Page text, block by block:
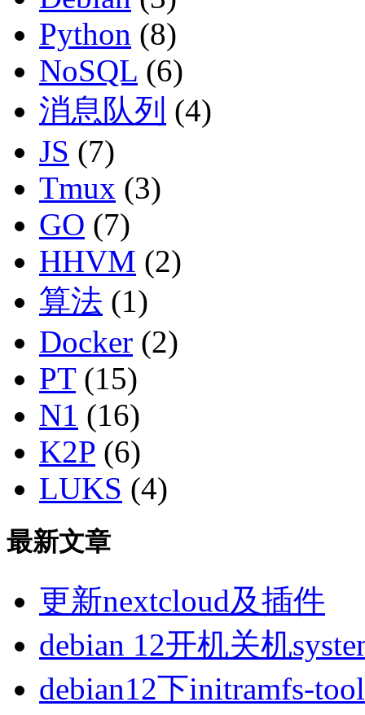
Python (8)
NoSQL (6)
消息队列 (4)
JS (7)
Tmux (3)
GO (7)
HHVM (2)
算法 (1)
Docker (2)
PT(15)
N1 (16)
K2P (6)
LUKS (4)
最新文章
更新nextcloud及插件
debian 12开机关机
debian12下initramfs-